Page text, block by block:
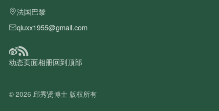
法国巴黎
qiuxx1955@gmail.com
动态页面相册回到顶部
© 2026 邱秀贤博士 版权所有